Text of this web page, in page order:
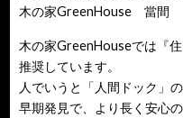
木の家GreenHouse 當間
木の家GreenHouseでは『
推奨しています。
人でいうと「人間ドック」の
早期発見で、より長く安心